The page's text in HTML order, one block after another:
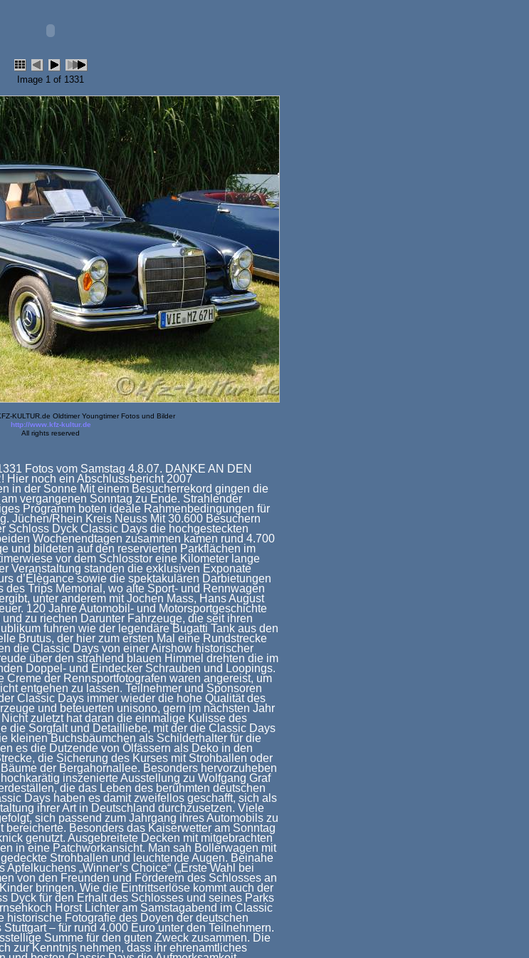
Image 1 of 1331
KULTUR.de Oldtimer Youngtimer Fotos und Bilder
http://www.kfz-kultur.de
All rights reserved
Fotos vom Samstag 4.8.07. DANKE AN DEN
Hier noch ein Abschlussbericht 2007
in der Sonne Mit einem Besucherrekord gingen die
vergangenen Sonntag zu Ende. Strahlender
Programm boten ideale Rahmenbedingungen für
Jüchen/Rhein Kreis Neuss Mit 30.600 Besuchern
Schloss Dyck Classic Days die hochgesteckten
Wochenendtagen zusammen kamen rund 4.700
und bildeten auf den reservierten Parkflächen im
vor dem Schlosstor eine Kilometer lange
Veranstaltung standen die exklusiven Exponate
d’Élègance sowie die spektakulären Darbietungen
des Trips Memorial, wo alte Sport- und Rennwagen
unter anderem mit Jochen Mass, Hans August
120 Jahre Automobil- und Motorsportgeschichte
zu riechen Darunter Fahrzeuge, die seit ihren
fuhren wie der legendäre Bugatti Tank aus den
Brutus, der hier zum ersten Mal eine Rundstrecke
die Classic Days von einer Airshow historischer
über den strahlend blauen Himmel drehten die im
Doppel- und Eindecker Schrauben und Loopings.
Creme der Rennsportfotografen waren angereist, um
entgehen zu lassen. Teilnehmer und Sponsoren
Classic Days immer wieder die hohe Qualität des
und beteuerten unisono, gern im nächsten Jahr
zuletzt hat daran die einmalige Kulisse des
die Sorgfalt und Detailliebe, mit der die Classic Days
kleinen Buchsbäumchen als Schilderhalter für die
es die Dutzende von Ölfässern als Deko in den
die Sicherung des Kurses mit Strohballen oder
der Bergahornallee. Besonders hervorzuheben
inszenierte Ausstellung zu Wolfgang Graf
die das Leben des berühmten deutschen
Days haben es damit zweifellos geschafft, sich als
ihrer Art in Deutschland durchzusetzen. Viele
sich passend zum Jahrgang ihres Automobils zu
bereicherte. Besonders das Kaiserwetter am Sonntag
genutzt. Ausgebreitete Decken mit mitgebrachten
in eine Patchworkansicht. Man sah Bollerwagen mit
Strohballen und leuchtende Augen. Beinahe
„Winner’s Choice“ („Erste Wahl bei
von den Freunden und Förderern des Schlosses an
bringen. Wie die Eintrittserlöse kommt auch der
Dyck für den Erhalt des Schlosses und seines Parks
Horst Lichter am Samstagabend im Classic
historische Fotografie des Doyen der deutschen
– für rund 4.000 Euro unter den Teilnehmern.
Summe für den guten Zweck zusammen. Die
zur Kenntnis nehmen, dass ihr ehrenamtliches